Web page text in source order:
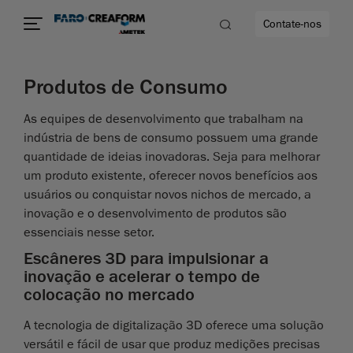
mais
Contate-nos
Produtos de Consumo
As equipes de desenvolvimento que trabalham na
indústria de bens de consumo possuem uma grande
quantidade de ideias inovadoras. Seja para melhorar
um produto existente, oferecer novos benefícios aos
usuários ou conquistar novos nichos de mercado, a
inovação e o desenvolvimento de produtos são
essenciais nesse setor.
Escâneres 3D para impulsionar a
inovação e acelerar o tempo de
colocação no mercado
A tecnologia de digitalização 3D oferece uma solução
versátil e fácil de usar que produz medições precisas